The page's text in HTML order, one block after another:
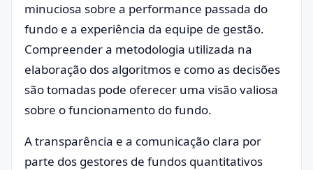
minuciosa sobre a performance passada do
fundo e a experiência da equipe de gestão.
Compreender a metodologia utilizada na
elaboração dos algoritmos e como as decisões
são tomadas pode oferecer uma visão valiosa
sobre o funcionamento do fundo.
A transparência e a comunicação clara por
parte dos gestores de fundos quantitativos